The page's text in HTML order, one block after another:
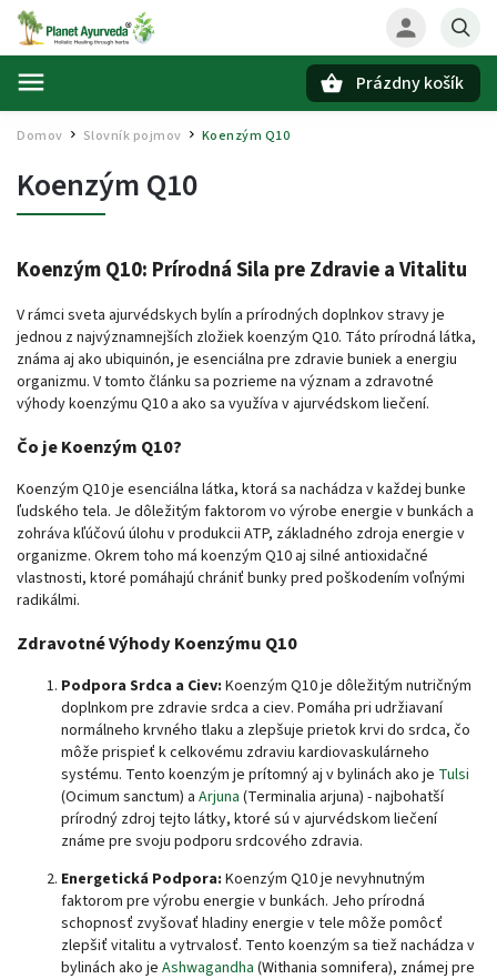
Prázdny košík
Domov Slovník pojmov Koenzým Q10
Koenzým Q10
Koenzým Q10: Prírodná Sila pre Zdravie a Vitalitu
V rámci sveta ajurvédskych bylín a prírodných doplnkov stravy je
jednou z najvýznamnejších zložiek koenzým Q10. Táto prírodná látka,
známa aj ako ubiquinón, je esenciálna pre zdravie buniek a energiu
organizmu. V tomto článku sa pozrieme na význam a zdravotné
výhody koenzýmu Q10 a ako sa využíva v ajurvédskom liečení.
Čo je Koenzým Q10?
Koenzým Q10 je esenciálna látka, ktorá sa nachádza v každej bunke
ľudského tela. Je dôležitým faktorom vo výrobe energie v bunkách a
zohráva kľúčovú úlohu v produkcii ATP, základného zdroja energie v
organizme. Okrem toho má koenzým Q10 aj silné antioxidačné
vlastnosti, ktoré pomáhajú chrániť bunky pred poškodením voľnými
radikálmi.
Zdravotné Výhody Koenzýmu Q10
Podpora Srdca a Ciev: Koenzým Q10 je dôležitým nutričným
doplnkom pre zdravie srdca a ciev. Pomáha pri udržiavaní
normálneho krvného tlaku a zlepšuje prietok krvi do srdca, čo
môže prispieť k celkovému zdraviu kardiovaskulárneho
systému. Tento koenzým je prítomný aj v bylinách ako je Tulsi
(Ocimum sanctum) a Arjuna (Terminalia arjuna) - najbohatší
prírodný zdroj tejto látky, ktoré sú v ajurvédskom liečení
známe pre svoju podporu srdcového zdravia.
Energetická Podpora: Koenzým Q10 je nevyhnutným
faktorom pre výrobu energie v bunkách. Jeho prírodná
schopnosť zvyšovať hladiny energie v tele môže pomôcť
zlepšiť vitalitu a vytrvalosť. Tento koenzým sa tiež nachádza v
bylinách ako je Ashwagandha (Withania somnifera), známej pre